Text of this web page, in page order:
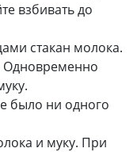
взбивать до
стакан молока.
Одновременно
было ни одного
и муку. При